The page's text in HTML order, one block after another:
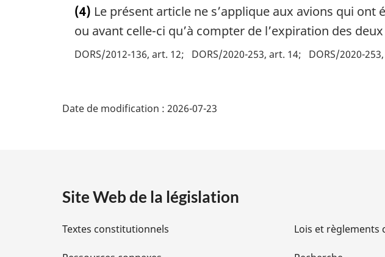
(4) Le présent article ne s’applique aux avions qui
ou avant celle-ci qu’à compter de l’expiration des
DORS/2012-136, art. 12 DORS/2020-253, art. 14 DORS/2020-
i
l
Date de modification : 2026-07-23
Site Web de la législation
Textes constitutionnels Lois et règlements